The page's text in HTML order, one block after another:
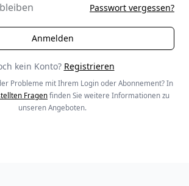
Passwort vergessen?
kein Konto? Registrieren
Probleme mit Ihrem Login oder Abonnement? In
Fragenfinden Sie weitere Informationen zu
unseren Angeboten.